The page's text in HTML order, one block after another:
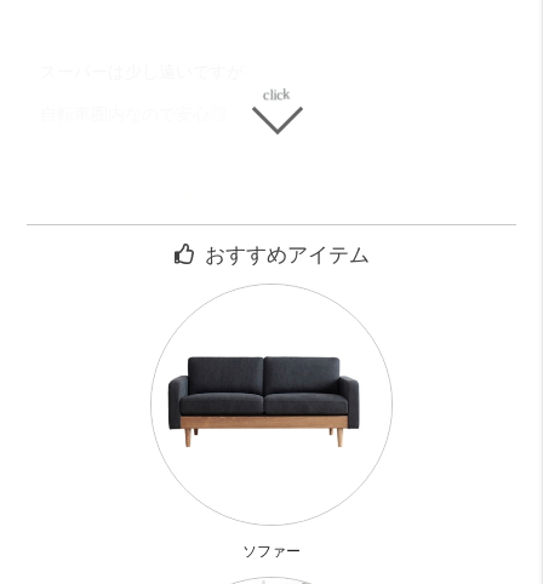
オートロックにモニターフォンや
ディンプルキーダブルロックで防犯面は安心。
３口コンロのグリル付きで自炊派さんにも◎
広い浴室には追い焚き機能や浴室乾燥機搭載
都会ならではの悩み、防音対策も
防音サッシを使用する事で解決
おすすめアイテム
ソファー